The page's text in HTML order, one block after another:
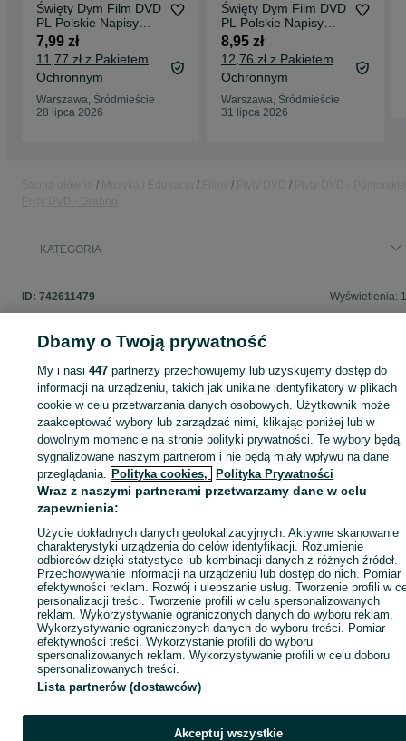
Święty Dym Film DVD
PL Polskie Napisy
Kate Winslet.
7,99 zł
11,77 zł z Pakietem
Ochronnym
Warszawa, Śródmieście
28 lipca 2026
Święty Dym Film DVD
PL Polskie Napisy
Kate Winslet.
8,95 zł
12,76 zł z Pakietem
Ochronnym
Warszawa, Śródmieście
31 lipca 2026
KATEGORIA
ID: 742611479 Wyświetlenia:
Zaloguj się lub załóż konto na OLX, aby skontaktować się z
sprzedającym
Zaloguj się / Załóż konto
Dbamy o Twoją prywatność
My i nasi447 partnerzy przechowujemy lub uzyskujemy dostęp do
informacji na urządzeniu, takich jak unikalne identyfikatory w plikach
cookie w celu przetwarzania danych osobowych. Użytkownik może
zaakceptować wybory lub zarządzać nimi, klikając poniżej lub w
dowolnym momencie na stronie polityki prywatności. Te wybory będą
sygnalizowane naszym partnerom i nie będą miały wpływu na dane
przeglądania. Polityka cookies, Polityka Prywatności
Wraz z naszymi partnerami przetwarzamy dane w celu
zapewnienia:
Użycie dokładnych danych geolokalizacyjnych. Aktywne skanowanie
charakterystyki urządzenia do celów identyfikacji. Rozumienie
odbiorców dzięki statystyce lub kombinacji danych z różnych źródeł.
Przechowywanie informacji na urządzeniu lub dostęp do nich. Pomiar
efektywności reklam. Rozwój i ulepszanie usług. Tworzenie profili w
personalizacji treści. Tworzenie profili w celu spersonalizowanych
reklam. Wykorzystywanie ograniczonych danych do wyboru reklam.
Wykorzystywanie ograniczonych danych do wyboru treści. Pomiar
efektywności treści. Wykorzystanie profili do wyboru
spersonalizowanych reklam. Wykorzystywanie profili w celu doboru
spersonalizowanych treści.
Lista partnerów (dostawców)
Akceptuj wszystkie